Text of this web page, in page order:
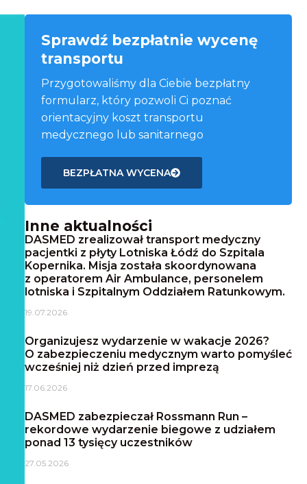
Sprawdź bezpłatnie wycenę
transportu
Przygotowaliśmy dla Ciebie bezpłatny
formularz, który pozwoli Ci poznać
orientacyjny koszt transportu
medycznego lub sanitarnego
BEZPŁATNA WYCENA
Inne aktualności
DASMED zrealizował transport medyczny
pacjentki z płyty Lotniska Łódź do Szpitala
Kopernika. Misja została skoordynowana
z operatorem Air Ambulance, personelem
lotniska i Szpitalnym Oddziałem Ratunkowym.
19.07.2026
Organizujesz wydarzenie w wakacje 2026?
O zabezpieczeniu medycznym warto pomyśleć
wcześniej niż dzień przed imprezą
17.06.2026
DASMED zabezpieczał Rossmann Run –
rekordowe wydarzenie biegowe z udziałem
ponad 13 tysięcy uczestników
27.05.2026